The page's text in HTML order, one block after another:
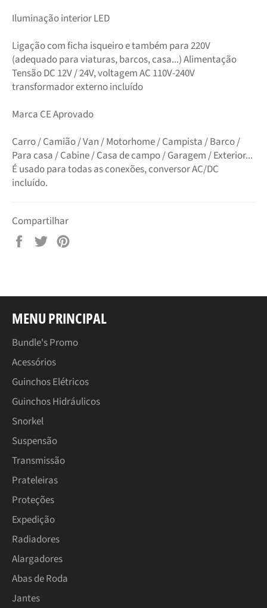
Iluminação interior LED
Ligação com ficha isqueiro e também para 220V
(adequado para viaturas, barcos, casa...) Alimentação
Tensão DC 12V / 24V, voltagem AC 110V-240V
transformador externo incluído
Marca CE Aprovado
Carro / Camião / Van / Motorhome / Campista / Barco /
Para casa / Cabine / Casa de campo / Garagem / Exterior...
É usado para todas as conexões, conversor AC/DC
incluído.
Compartilhar
Compartilhar
Tuitar
MENU PRINCIPAL
Bundle's Promo
Acessórios
Guinchos Elétricos
Guinchos Hidráulicos
Snorkel
Suspensão
Transmissão
Prateleiras
Proteções
Expedição
Radiadores
Alargadores
Abas de Roda
Jantes